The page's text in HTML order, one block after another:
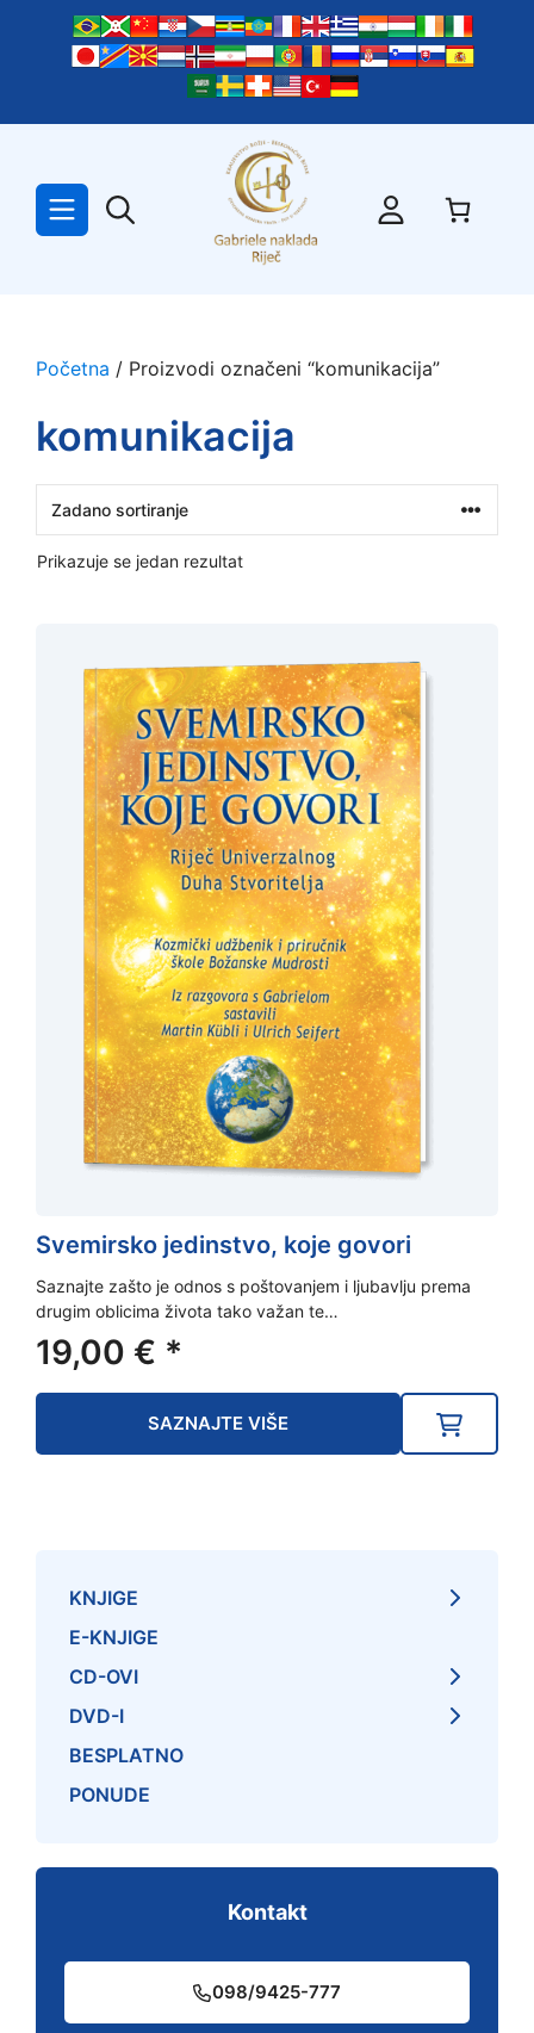
Preskoči
Početna / Proizvodi označeni “komunikacija”
komunikacija
Prikazuje se jedan rezultat
Svemirsko jedinstvo, koje govori
Saznajte zašto je odnos s poštovanjem i ljubavlju prema
drugim oblicima života tako važan te…
19,00 € *
SAZNAJTE VIŠE
KNJIGE
E-KNJIGE
CD-OVI
DVD-I
BESPLATNO
PONUDE
Kontakt
098/9425-777